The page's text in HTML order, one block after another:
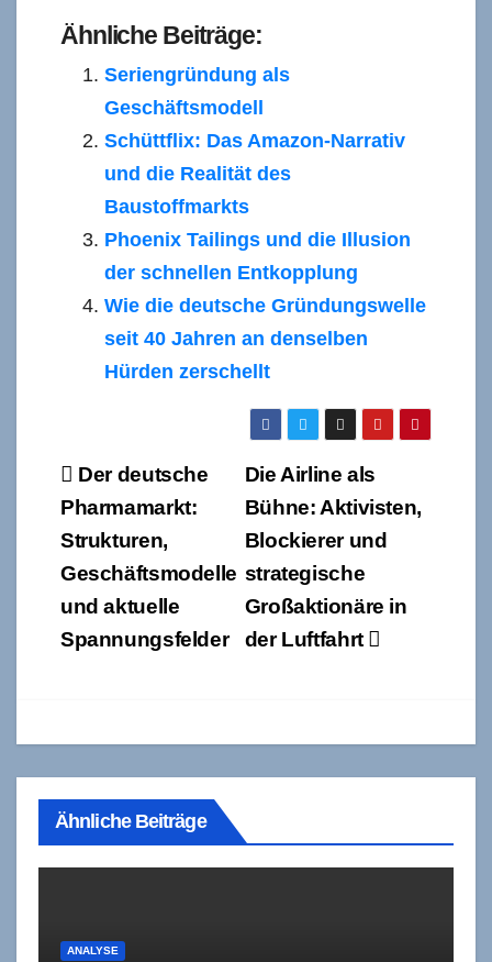
Ähnliche Beiträge:
Seriengründung als
Geschäftsmodell
Schüttflix: Das Amazon-Narrativ
und die Realität des
Baustoffmarkts
Phoenix Tailings und die Illusion
der schnellen Entkopplung
Wie die deutsche Gründungswelle
seit 40 Jahren an denselben
Hürden zerschellt
Beitragsnavigation
Die Airline als
Bühne: Aktivisten,
Blockierer und
strategische
Großaktionäre in
der Luftfahrt
Der deutsche
Pharmamarkt:
Strukturen,
Geschäftsmodelle
und aktuelle
Spannungsfelder
Ähnliche Beiträge
ANALYSE